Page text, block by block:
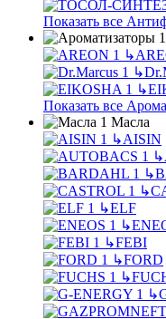
Показать все
↳
↳
↳
Показать все
Масла
↳AISIN
↳
↳
↳
↳ELF
↳
↳FEBI
↳FORD
↳
↳